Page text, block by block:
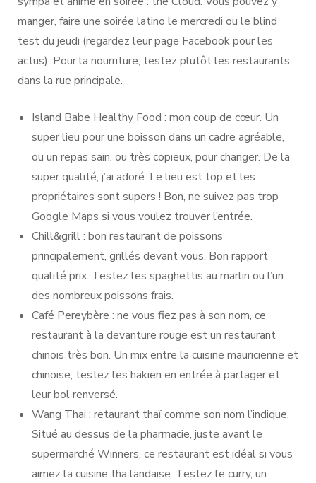
manger, faire une soirée latino le mercredi ou le blind
test du jeudi (regardez leur page Facebook pour les
actus). Pour la nourriture, testez plutôt les restaurants
dans la rue principale.
Island Babe Healthy Food : mon coup de cœur. Un
super lieu pour une boisson dans un cadre agréable,
ou un repas sain, ou très copieux, pour changer. De la
super qualité, j’ai adoré. Le lieu est top et les
propriétaires sont supers ! Bon, ne suivez pas trop
Google Maps si vous voulez trouver l’entrée.
Chill&grill : bon restaurant de poissons
principalement, grillés devant vous. Bon rapport
qualité prix. Testez les spaghettis au marlin ou l’un
des nombreux poissons frais.
Café Pereybère : ne vous fiez pas à son nom, ce
restaurant à la devanture rouge est un restaurant
chinois très bon. Un mix entre la cuisine mauricienne et
chinoise, testez les hakien en entrée à partager et
leur bol renversé.
Wang Thai : retaurant thaï comme son nom l’indique.
Situé au dessus de la pharmacie, juste avant le
supermarché Winners, ce restaurant est idéal si vous
aimez la cuisine thaïlandaise. Testez le curry, un